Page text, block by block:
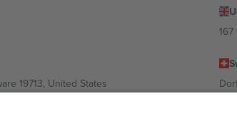
19713, United States